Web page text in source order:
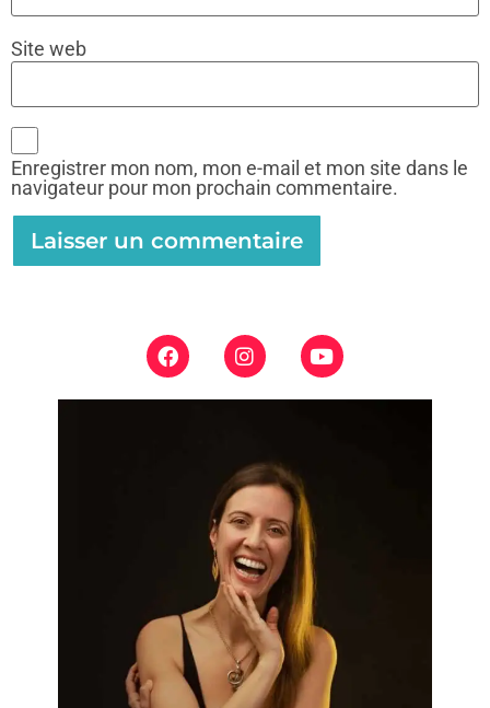
Site web
Enregistrer mon nom, mon e-mail et mon site dans le
navigateur pour mon prochain commentaire.